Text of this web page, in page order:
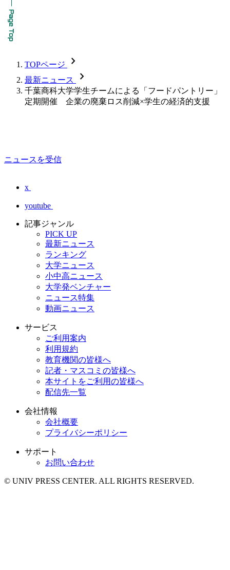
TOPページ chevron_forward
最新ニュース chevron_forward
千葉商科大学学生チームによる「フードパントリー」
定期開催 企業の廃棄ロス削減×学生の経済的支援
ニュースを受信
x
youtube
記事ジャンル
PICK UP
最新ニュース
ランキング
大学ニュース
小中高ニュース
大学発ベンチャー
ニュース特集
動画ニュース
サービス
ご利用案内
利用規約
教育機関の皆様へ
記者・マスコミの皆様へ
本サイトをご利用の皆様へ
配信先一覧
会社情報
会社概要
プライバシーポリシー
サポート
お問い合わせ
© UNIV PRESS CENTER. ALL RIGHTS RESERVED.